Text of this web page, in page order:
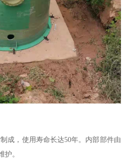
成，使用寿命长达50年。内部部件由
护。